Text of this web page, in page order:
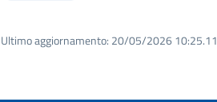
Ultimo aggiornamento: 20/05/2026 10:25.11